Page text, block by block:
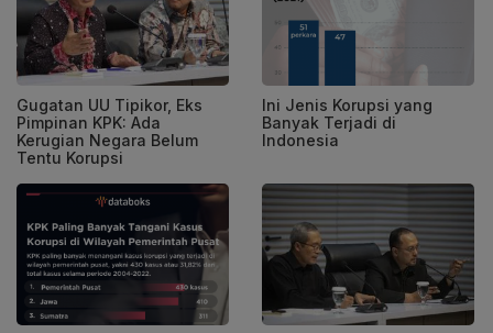
Gugatan UU Tipikor, Eks
Pimpinan KPK: Ada
Kerugian Negara Belum
Tentu Korupsi
Ini Jenis Korupsi yang
Banyak Terjadi di
Indonesia